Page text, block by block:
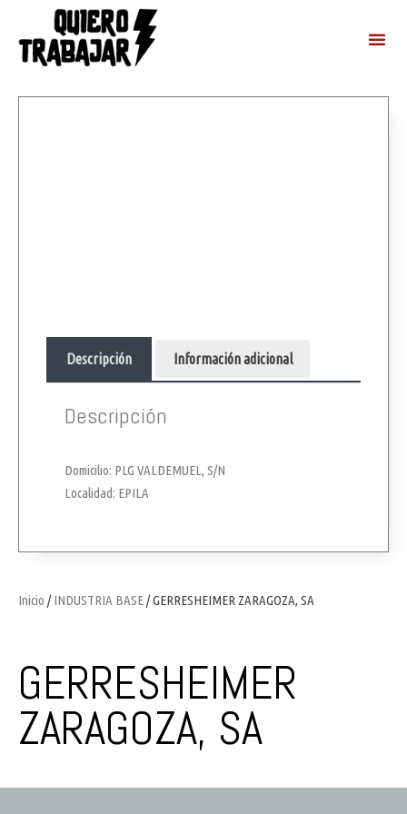
Inicio /INDUSTRIA BASE/ GERRESHEIMER ZARAGOZA, SA
GERRESHEIMER
ZARAGOZA, SA
Descripción Información adicional
Descripción
Domicilio: PLG VALDEMUEL, S/N
Localidad: EPILA